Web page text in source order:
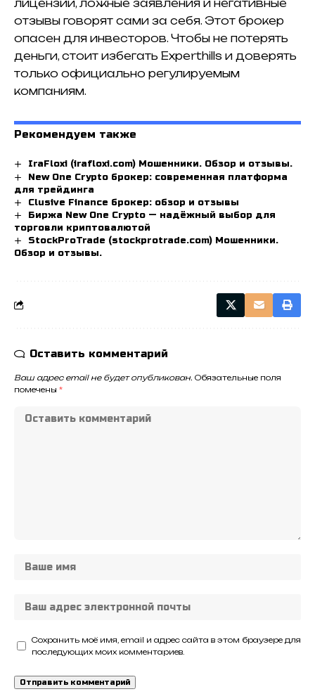
лицензии, ложные заявления и негативные
отзывы говорят сами за себя. Этот брокер
опасен для инвесторов. Чтобы не потерять
деньги, стоит избегать Experthills и доверять
только официально регулируемым
компаниям.
Рекомендуем также
IraFloxi (irafloxi.com) Мошенники. Обзор и отзывы.
New One Crypto брокер: современная платформа
для трейдинга
Clusive Finance брокер: обзор и отзывы
Биржа New One Crypto — надёжный выбор для
торговли криптовалютой
StockProTrade (stockprotrade.com) Мошенники.
Обзор и отзывы.
Оставить комментарий
Ваш адрес email не будет опубликован. Обязательные поля
помечены *
Сохранить моё имя, email и адрес сайта в этом браузере для
последующих моих комментариев.